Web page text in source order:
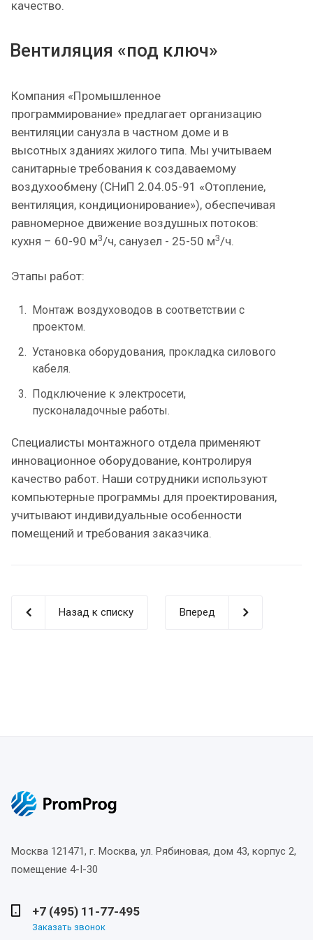
качество.
Вентиляция «под ключ»
Компания «Промышленное
программирование» предлагает организацию
вентиляции санузла в частном доме и в
высотных зданиях жилого типа. Мы учитываем
санитарные требования к создаваемому
воздухообмену (СНиП 2.04.05-91 «Отопление,
вентиляция, кондиционирование»), обеспечивая
равномерное движение воздушных потоков:
кухня – 60-90 м3/ч, санузел - 25-50 м3/ч.
Этапы работ:
Монтаж воздуховодов в соответствии с
проектом.
Установка оборудования, прокладка силового
кабеля.
Подключение к электросети,
пусконаладочные работы.
Специалисты монтажного отдела применяют
инновационное оборудование, контролируя
качество работ. Наши сотрудники используют
компьютерные программы для проектирования,
учитывают индивидуальные особенности
помещений и требования заказчика.
Назад к списку Вперед
Москва 121471, г. Москва, ул. Рябиновая, дом 43, корпус 2,
помещение 4-I-30
+7 (495) 11-77-495
Заказать звонок